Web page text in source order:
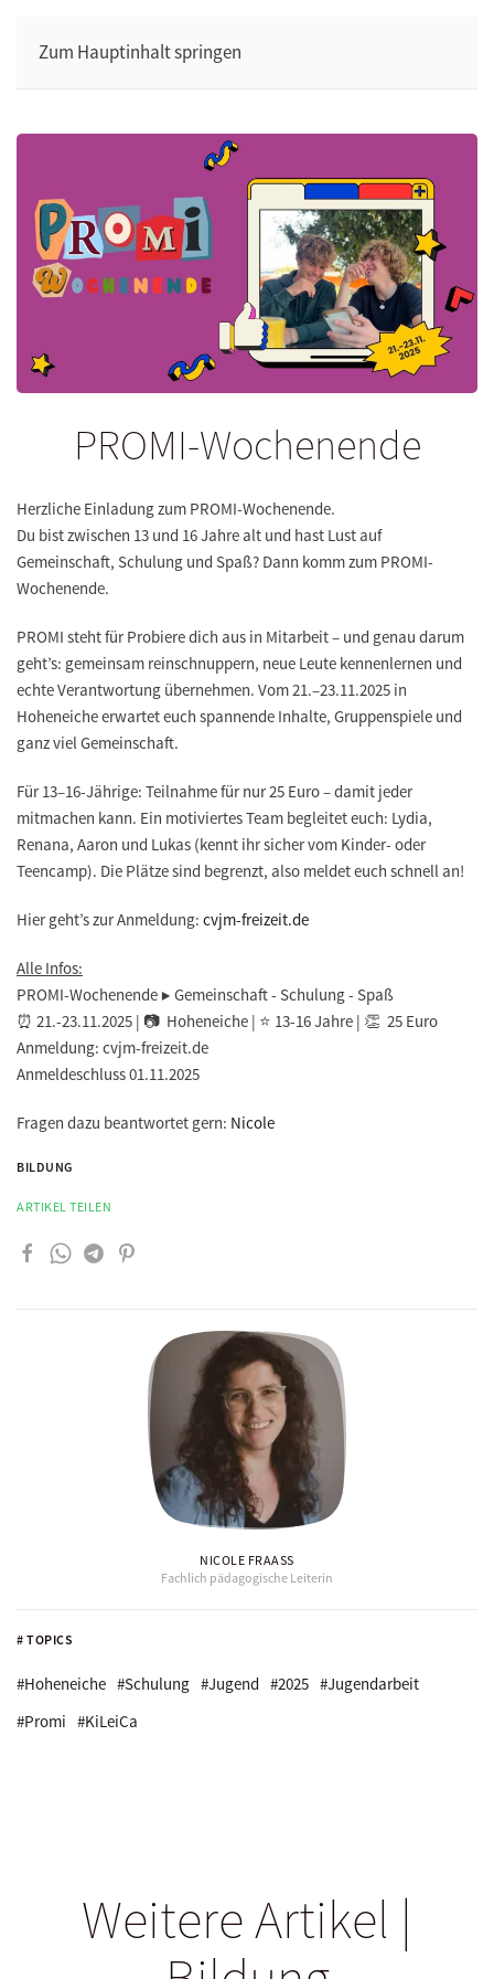
Zum Hauptinhalt springen
# TOPICS
#Hoheneiche #Schulung #Jugend #2025 #Jugendarbeit
#Promi #KiLeiCa
PROMI-Wochenende
Herzliche Einladung zum PROMI-Wochenende.
Du bist zwischen 13 und 16 Jahre alt und hast Lust auf
Gemeinschaft, Schulung und Spaß? Dann komm zum PROMI-
Wochenende.
PROMI steht für Probiere dich aus in Mitarbeit – und genau darum
geht’s: gemeinsam reinschnuppern, neue Leute kennenlernen und
echte Verantwortung übernehmen. Vom 21.–23.11.2025 in
Hoheneiche erwartet euch spannende Inhalte, Gruppenspiele und
ganz viel Gemeinschaft.
Für 13–16-Jährige: Teilnahme für nur 25 Euro – damit jeder
mitmachen kann. Ein motiviertes Team begleitet euch: Lydia,
Renana, Aaron und Lukas (kennt ihr sicher vom Kinder- oder
Teencamp). Die Plätze sind begrenzt, also meldet euch schnell an!
Hier geht’s zur Anmeldung: cvjm-freizeit.de
Alle Infos:
PROMI-Wochenende ▶️ Gemeinschaft - Schulung - Spaß
⏰ 21.-23.11.2025 | 📷 Hoheneiche | ⭐ 13-16 Jahre | 👏 25 Euro
Anmeldung: cvjm-freizeit.de
Anmeldeschluss 01.11.2025
Fragen dazu beantwortet gern: Nicole
BILDUNG
ARTIKEL TEILEN
NICOLE FRAASS
Fachlich pädagogische Leiterin
Weitere Artikel |